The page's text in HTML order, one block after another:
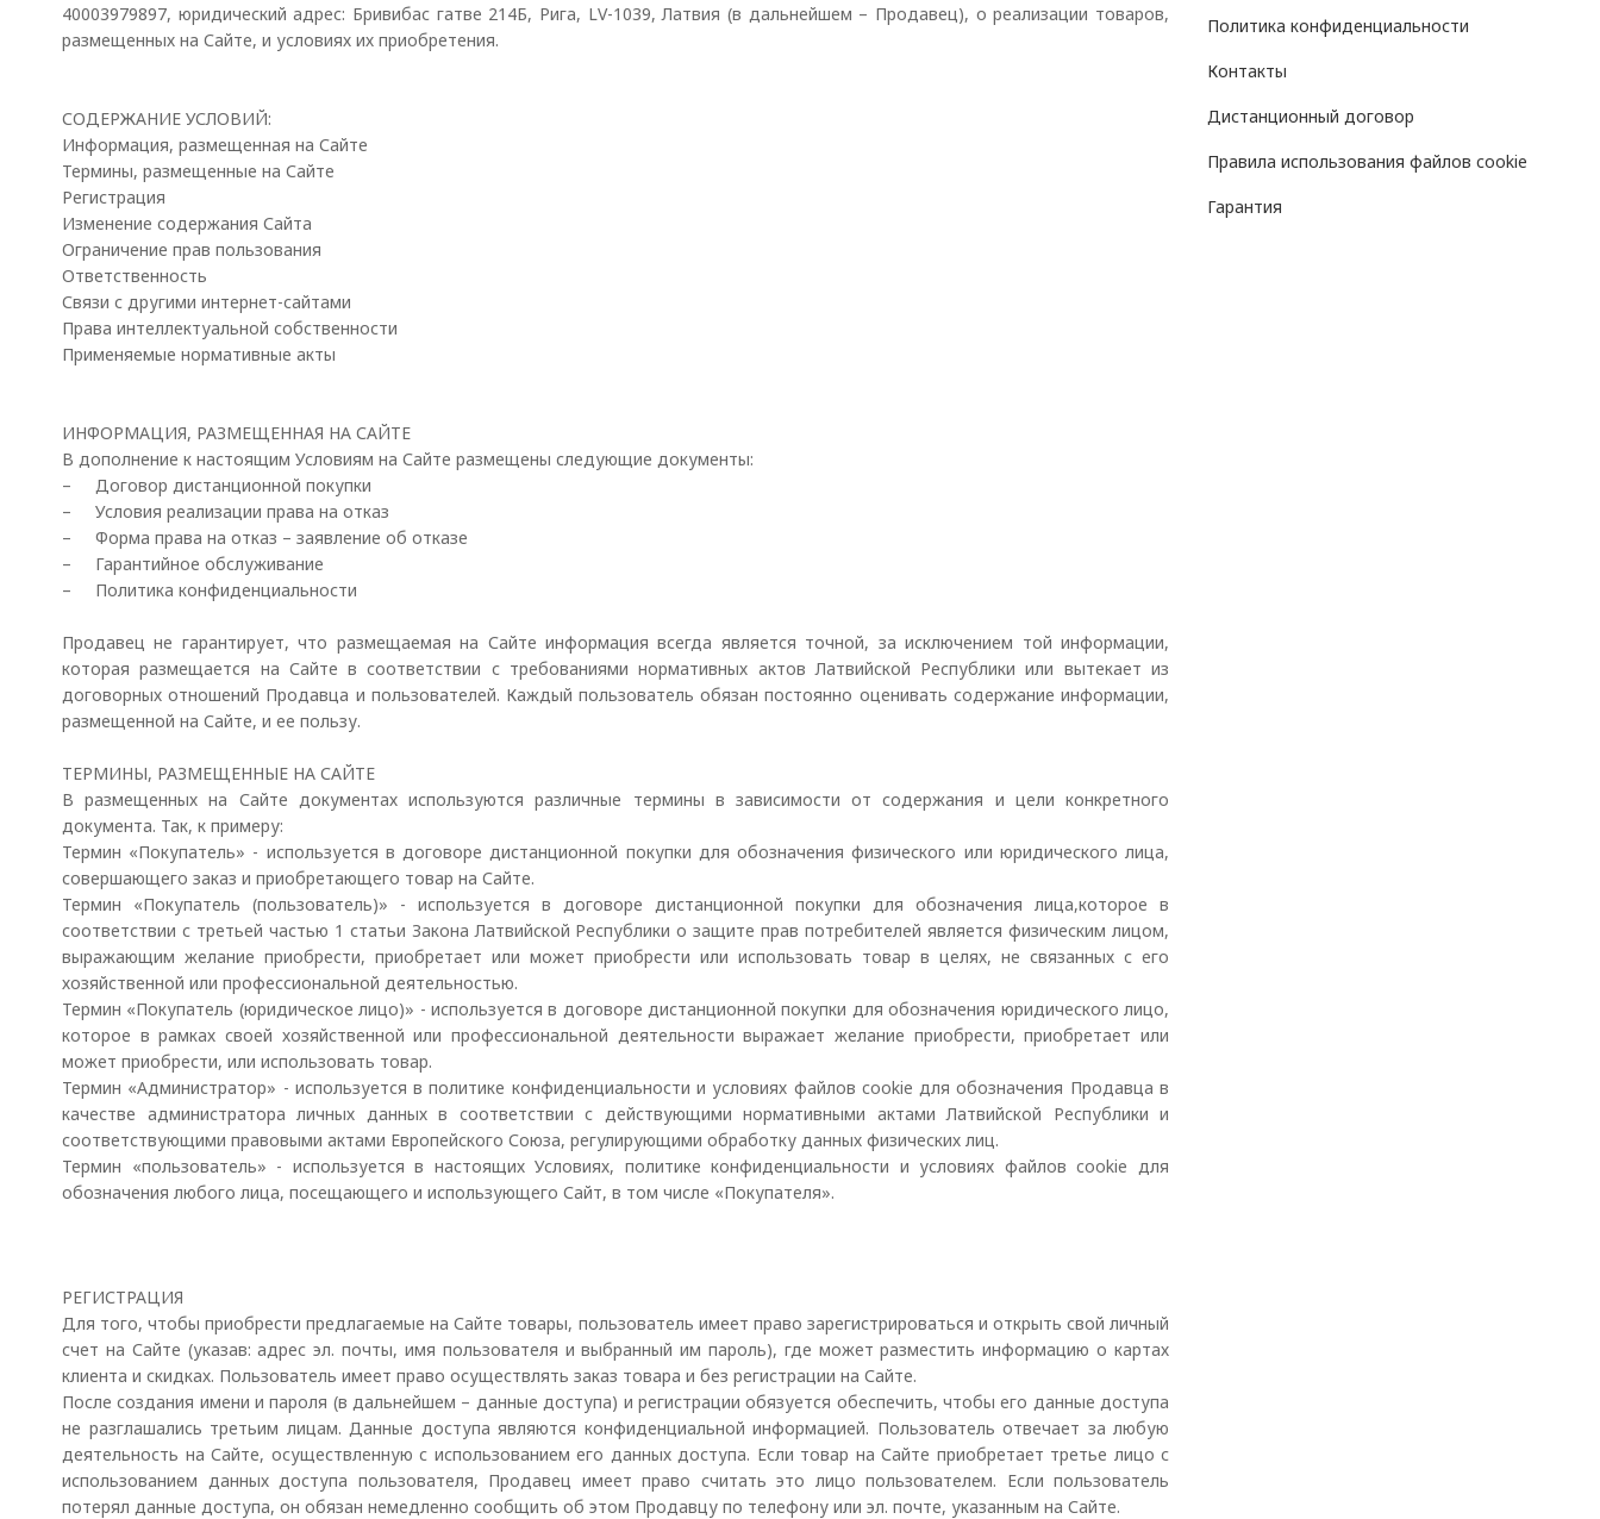
40003979897, юридический адрес: Бривибас гатве 214Б, Рига, LV-1039, Латвия (в дальнейшем – Продавец), о реализации товаров,
размещенных на Сайте, и условиях их приобретения.
СОДЕРЖАНИЕ УСЛОВИЙ:
Информация, размещенная на Сайте
Термины, размещенные на Сайте
Регистрация
Изменение содержания Сайта
Ограничение прав пользования
Ответственность
Связи с другими интернет-сайтами
Права интеллектуальной собственности
Применяемые нормативные акты
ИНФОРМАЦИЯ, РАЗМЕЩЕННАЯ НА САЙТЕ
В дополнение к настоящим Условиям на Сайте размещены следующие документы:
– Договор дистанционной покупки
– Условия реализации права на отказ
– Форма права на отказ – заявление об отказе
– Гарантийное обслуживание
– Политика конфиденциальности
Продавец не гарантирует, что размещаемая на Сайте информация всегда является точной, за исключением той информации,
которая размещается на Сайте в соответствии с требованиями нормативных актов Латвийской Республики или вытекает из
договорных отношений Продавца и пользователей. Каждый пользователь обязан постоянно оценивать содержание информации,
размещенной на Сайте, и ее пользу.
ТЕРМИНЫ, РАЗМЕЩЕННЫЕ НА САЙТЕ
В размещенных на Сайте документах используются различные термины в зависимости от содержания и цели конкретного
документа. Так, к примеру:
Термин «Покупатель» - используется в договоре дистанционной покупки для обозначения физического или юридического лица,
совершающего заказ и приобретающего товар на Сайте.
Термин «Покупатель (пользователь)» - используется в договоре дистанционной покупки для обозначения лица,которое в
соответствии с третьей частью 1 статьи Закона Латвийской Республики о защите прав потребителей является физическим лицом,
выражающим желание приобрести, приобретает или может приобрести или использовать товар в целях, не связанных с его
хозяйственной или профессиональной деятельностью.
Термин «Покупатель (юридическое лицо)» - используется в договоре дистанционной покупки для обозначения юридического лицо,
которое в рамках своей хозяйственной или профессиональной деятельности выражает желание приобрести, приобретает или
может приобрести, или использовать товар.
Термин «Администратор» - используется в политике конфиденциальности и условиях файлов cookie для обозначения Продавца в
качестве администратора личных данных в соответствии с действующими нормативными актами Латвийской Республики и
соответствующими правовыми актами Европейского Союза, регулирующими обработку данных физических лиц.
Термин «пользователь» - используется в настоящих Условиях, политике конфиденциальности и условиях файлов cookie для
обозначения любого лица, посещающего и использующего Сайт, в том числе «Покупателя».
РЕГИСТРАЦИЯ
Для того, чтобы приобрести предлагаемые на Сайте товары, пользователь имеет право зарегистрироваться и открыть свой личный
счет на Сайте (указав: адрес эл. почты, имя пользователя и выбранный им пароль), где может разместить информацию о картах
клиента и скидках. Пользователь имеет право осуществлять заказ товара и без регистрации на Сайте.
После создания имени и пароля (в дальнейшем – данные доступа) и регистрации обязуется обеспечить, чтобы его данные доступа
не разглашались третьим лицам. Данные доступа являются конфиденциальной информацией. Пользователь отвечает за любую
деятельность на Сайте, осуществленную с использованием его данных доступа. Если товар на Сайте приобретает третье лицо с
использованием данных доступа пользователя, Продавец имеет право считать это лицо пользователем. Если пользователь
потерял данные доступа, он обязан немедленно сообщить об этом Продавцу по телефону или эл. почте, указанным на Сайте.
Политика конфиденциальности
Контакты
Дистанционный договор
Правила использования файлов cookie
Гарантия